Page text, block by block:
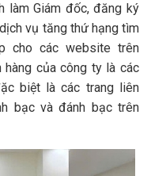
làm Giám đốc, đăng ký
vụ tăng thứ hạng tìm
cho các website trên
hàng của công ty là các
biệt là các trang liên
bạc và đánh bạc trên